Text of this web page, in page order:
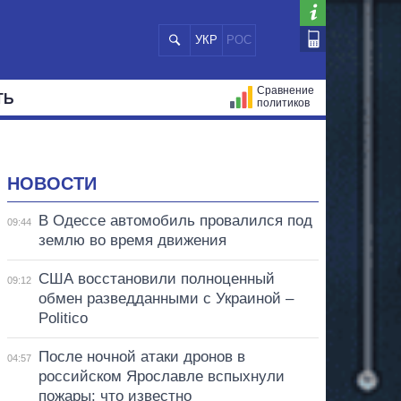
УКР РОС
Сравнение
политиков
НОВОСТИ
09:44
В Одессе автомобиль провалился под
землю во время движения
09:12
США восстановили полноценный
обмен разведданными с Украиной –
Politico
04:57
После ночной атаки дронов в
российском Ярославле вспыхнули
пожары: что известно